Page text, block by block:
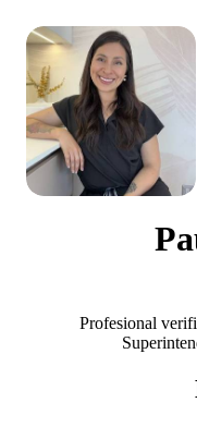
Profesional